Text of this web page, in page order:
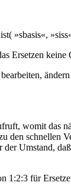
»sbasis«,
Ersetzen
womit das
schnellen
Umstand,
1:2:3 für